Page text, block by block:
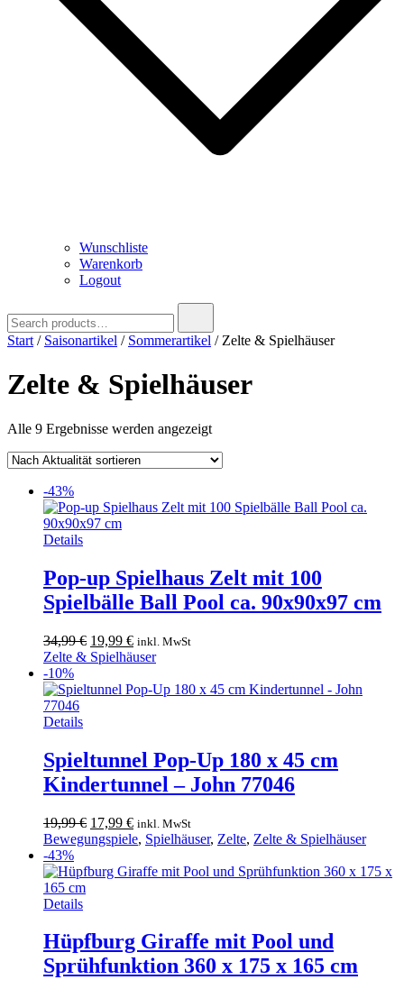
Wunschliste
Warenkorb
Logout
for:
Start / Saisonartikel / Sommerartikel / Zelte & Spielhäuser
Zelte & Spielhäuser
Alle 9 Ergebnisse werden angezeigtNach
sortiert
-43%
Details
Pop-up Spielhaus Zelt mit 100
Spielbälle Ball Pool ca. 90x90x97 cm
34,99€ Ursprünglicher
Preis
34,99 €
19,99 €Aktueller
Preis
19,99 €.
inkl. MwSt
Zelte & Spielhäuser
-10%
Details
Spieltunnel Pop-Up 180 x 45 cm
Kindertunnel – John 77046
19,99€ Ursprünglicher
Preis
19,99 €
17,99 €Aktueller
Preis
17,99 €.
inkl. MwSt
Bewegungspiele, Spielhäuser, Zelte, Zelte & Spielhäuser
-43%
Details
Hüpfburg Giraffe mit Pool und
Sprühfunktion 360 x 175 x 165 cm